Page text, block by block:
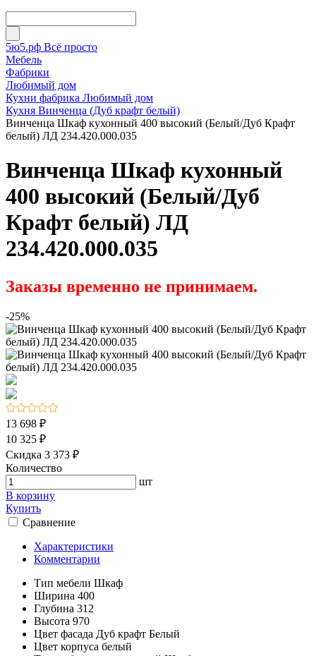
5ю5.рф Всё просто
Мебель
Фабрики
Любимый дом
Кухни фабрика Любимый дом
Кухня Винченца (Дуб крафт белый)
Винченца Шкаф кухонный 400 высокий (Белый/Дуб Крафт
белый) ЛД 234.420.000.035
Винченца Шкаф кухонный
400 высокий (Белый/Дуб
Крафт белый) ЛД
234.420.000.035
Заказы временно не принимаем.
-25%
13 698 ₽
10 325 ₽
Скидка 3 373 ₽
Количество
шт
В корзину
Купить
Сравнение
Характеристики
Комментарии
Тип мебели Шкаф
Ширина 400
Глубина 312
Высота 970
Цвет фасада Дуб крафт Белый
Цвет корпуса белый